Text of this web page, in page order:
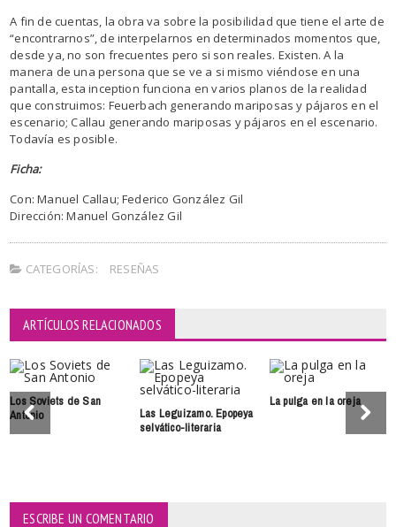
A fin de cuentas, la obra va sobre la posibilidad que tiene el arte de
“encontrarnos”, de interpelarnos en determinados momentos que,
desde ya, no son frecuentes pero si son reales. Existen. A la
manera de una persona que se ve a si mismo viéndose en una
pantalla, esta inception funciona en varios planos de la realidad
que construimos: Feuerbach generando mariposas y pájaros en el
escenario; Callau generando mariposas y pájaros en el escenario.
Todavía es posible.
Ficha:
Con: Manuel Callau; Federico González Gil
Dirección: Manuel González Gil
CATEGORÍAS: RESEÑAS
ARTÍCULOS RELACIONADOS
Los Soviets de San
Antonio Las Leguizamo. Epopeya
selvático-literaria
La pulga en la oreja
ESCRIBE UN COMENTARIO